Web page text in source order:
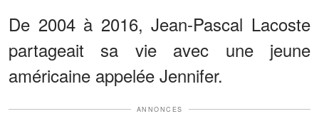
De 2004 à 2016, Jean-Pascal Lacoste
partageait sa vie avec une jeune
américaine appelée Jennifer.
ANNONCES